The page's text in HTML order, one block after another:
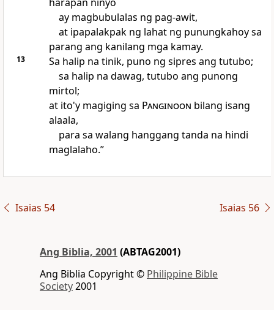
ay magbubulalas ng pag-awit,
at ipapalakpak ng lahat ng punungkahoy sa
parang ang kanilang mga kamay.
13
Sa halip na tinik, puno ng sipres ang tutubo;
sa halip na dawag, tutubo ang punong
mirtol;
at ito'y magiging sa Panginoon bilang isang
alaala,
para sa walang hanggang tanda na hindi
maglalaho.”
Isaias 54 Isaias 56
Ang Biblia, 2001 (ABTAG2001)
Ang Biblia Copyright © Philippine Bible
Society2001